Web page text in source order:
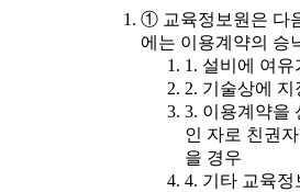
① 교육정보원은 다
에는 이용계약의 승
1. 설비에 여
2. 기술상에
3. 이용계약을
인 자로 친권
을 경우
4. 기타 교육